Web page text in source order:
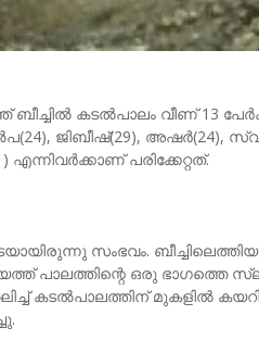
ബീച്ചിൽ കടൽപാലം വീണ് 13
ജിബീഷ്(29), അഷർ(24),
പരിക്കേറ്റത്.
സംഭവം.
പാലത്തിന്റെ ഒരു ഭാഗത്തെ
കടൽപാലത്തിന് മുകളിൽ